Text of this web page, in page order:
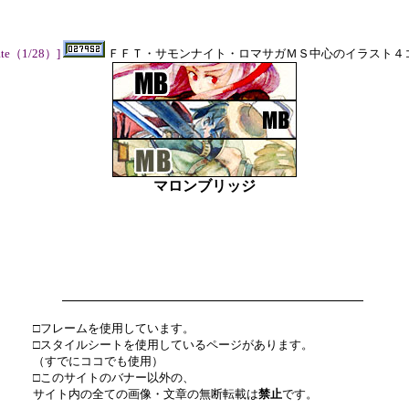
（1/28）] ＦＦＴ・サモンナイト・ロマサガＭＳ中心のイラスト４
マロンブリッジ
□フレームを使用しています。
□スタイルシートを使用しているページがあります。
（すでにココでも使用）
□このサイトのバナー以外の、
サイト内の全ての画像・文章の無断転載は禁止です。